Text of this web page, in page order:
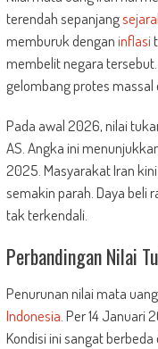
terendah sepanjang
memburuk denganinflasi
membelit negara
gelombang protes massal
Pada awal 2026, nilai
AS. Angka ini
2025. Masyarakat Iran
semakin parah. Daya beli
tak terkendali.
Perbandingan Nilai
Penurunan nilai mata
Indonesia. Per 14 Januari
Kondisi ini sangat